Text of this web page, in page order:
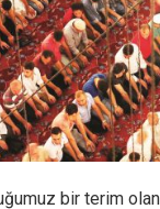
bir terim